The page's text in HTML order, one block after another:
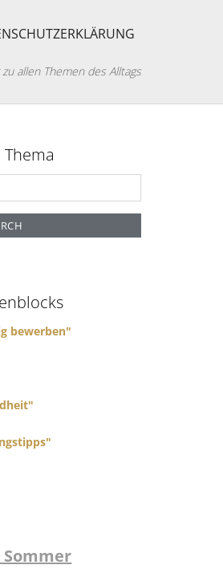
allen Themen des Alltags
bewerben"